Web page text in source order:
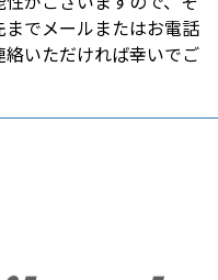
でメールまたはお電話
いただければ幸いでご